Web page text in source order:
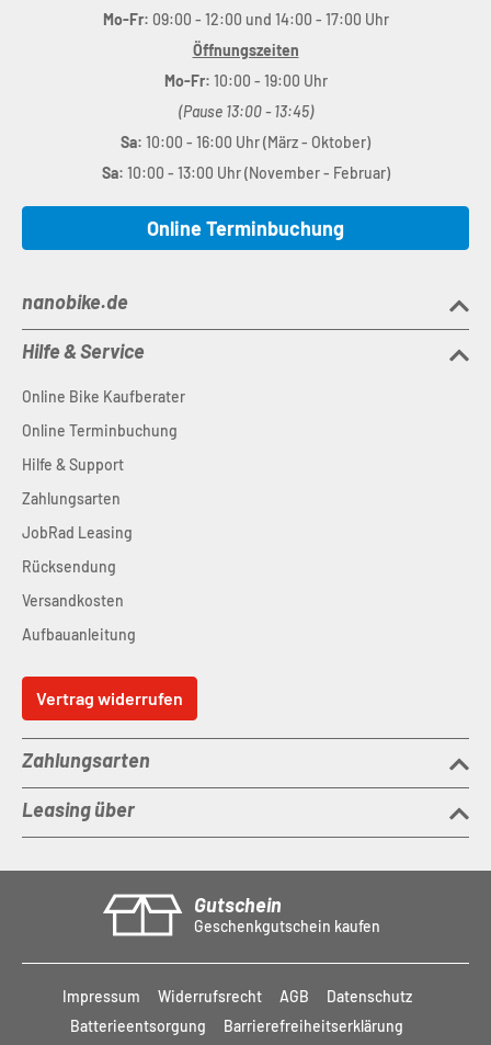
Mo-Fr: 09:00 - 12:00 und 14:00 - 17:00 Uhr
Öffnungszeiten
Mo-Fr: 10:00 - 19:00 Uhr
(Pause 13:00 - 13:45)
Sa: 10:00 - 16:00 Uhr (März - Oktober)
Sa: 10:00 - 13:00 Uhr (November - Februar)
Online Terminbuchung
nanobike.de
Hilfe & Service
Online Bike Kaufberater
Online Terminbuchung
Hilfe & Support
Zahlungsarten
JobRad Leasing
Rücksendung
Versandkosten
Aufbauanleitung
Vertrag widerrufen
Zahlungsarten
Leasing über
Gutschein
Geschenkgutschein kaufen
Impressum Widerrufsrecht AGB
Datenschutz
Batterieentsorgung
Barrierefreiheitserklärung